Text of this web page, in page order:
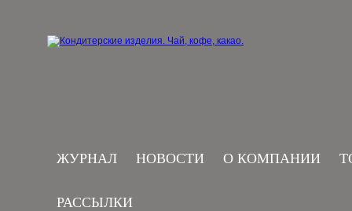
ЖУРНАЛ НОВОСТИ О КОМПАНИИ
РАССЫЛКИ